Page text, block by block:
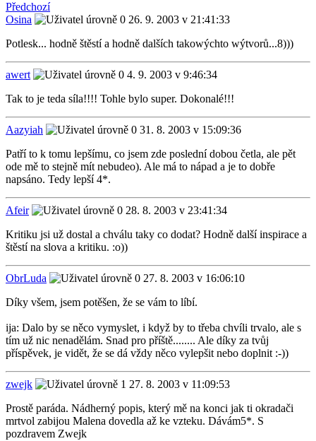
Předchozí
Osina
26. 9. 2003 v 21:41:33
Potlesk... hodně štěstí a hodně dalších takowýchto wýtvorů...8)))
awert
4. 9. 2003 v 9:46:34
Tak to je teda síla!!!! Tohle bylo super. Dokonalé!!!
Aazyiah
31. 8. 2003 v 15:09:36
Patří to k tomu lepšímu, co jsem zde poslední dobou četla, ale pět
ode mě to stejně mít nebudeo). Ale má to nápad a je to dobře
napsáno. Tedy lepší 4*.
Afeir
28. 8. 2003 v 23:41:34
Kritiku jsi už dostal a chválu taky co dodat? Hodně další inspirace a
štěstí na slova a kritiku. :o))
ObrLuda
27. 8. 2003 v 16:06:10
Díky všem, jsem potěšen, že se vám to líbí.
ija: Dalo by se něco vymyslet, i když by to třeba chvíli trvalo, ale s
tím už nic nenadělám. Snad pro příště........ Ale díky za tvůj
příspěvek, je vidět, že se dá vždy něco vylepšit nebo doplnit :-))
zwejk
27. 8. 2003 v 11:09:53
Prostě paráda. Nádherný popis, který mě na konci jak ti okradači
mrtvol zabijou Malena dovedla až ke vzteku. Dávám5*. S
pozdravem Zwejk